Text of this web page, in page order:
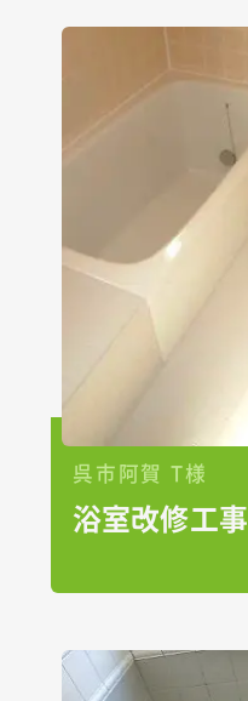
呉市阿賀 T様
浴室改修工事